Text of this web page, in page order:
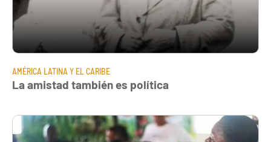
AMÉRICA LATINA Y EL CARIBE
La amistad también es política